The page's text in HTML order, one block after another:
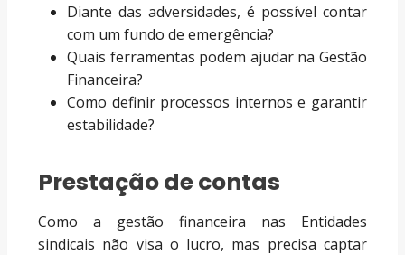
Diante das adversidades, é possível contar
com um fundo de emergência?
Quais ferramentas podem ajudar na Gestão
Financeira?
Como definir processos internos e garantir
estabilidade?
Prestação de contas
Como a gestão financeira nas Entidades
sindicais não visa o lucro, mas precisa captar